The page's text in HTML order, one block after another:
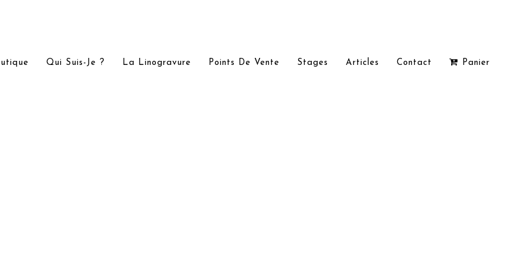
Qui Suis-Je ? La Linogravure Points De Vente Stages Articles Contact Panier